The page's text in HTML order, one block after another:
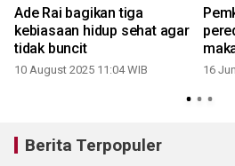
Ade Rai bagikan tiga
kebiasaan hidup sehat agar
tidak buncit
10 August 2025 11:04 WIB 16
Berita Terpopuler